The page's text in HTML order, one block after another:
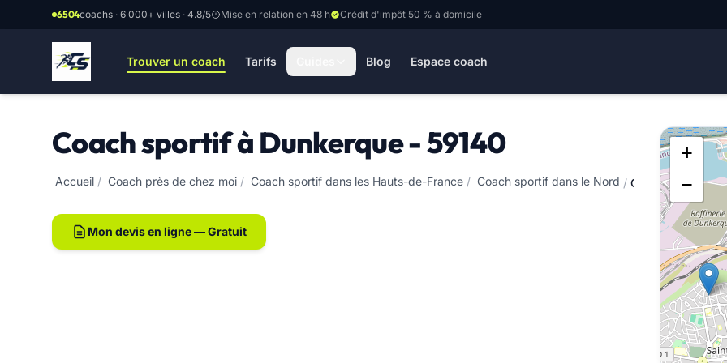
Aller au contenu principal
6504coachs · 6 000+ villes · 4.8/5 Mise en relation en 48 h Crédit d'impôt 50 % à domicile
Trouver un coach Tarifs Blog Espace coach
Coach sportif à Dunkerque - 59140
Accueil / Coach près de chez moi / Coach sportif dans les Hauts-de-France / Coach sportif dans le Nord / Coach sportif à
Mon devis en ligne — Gratuit
+
−